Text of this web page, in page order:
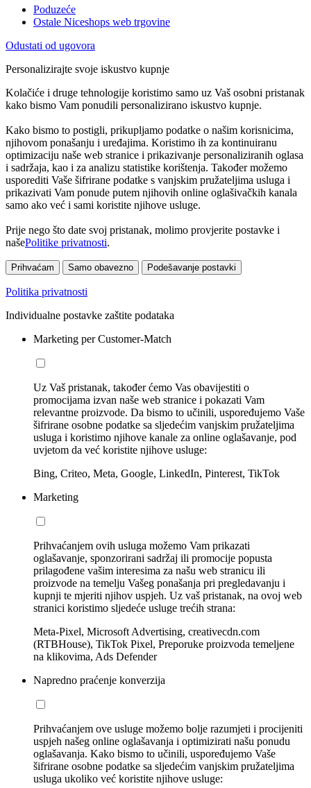
Poduzeće
Ostale Niceshops web trgovine
Odustati od ugovora
Personalizirajte svoje iskustvo kupnje
Kolačiće i druge tehnologije koristimo samo uz Vaš osobni pristanak
kako bismo Vam ponudili personalizirano iskustvo kupnje.
Kako bismo to postigli, prikupljamo podatke o našim korisnicima,
njihovom ponašanju i uređajima. Koristimo ih za kontinuiranu
optimizaciju naše web stranice i prikazivanje personaliziranih oglasa
i sadržaja, kao i za analizu statistike korištenja. Također možemo
usporediti Vaše šifrirane podatke s vanjskim pružateljima usluga i
prikazivati Vam ponude putem njihovih online oglašivačkih kanala
samo ako već i sami koristite njihove usluge.
Prije nego što date svoj pristanak, molimo provjerite postavke i
našePolitike privatnosti.
Prihvaćam Samo obavezno Podešavanje postavki
Politika privatnosti
Individualne postavke zaštite podataka
Marketing per Customer-Match
Uz Vaš pristanak, također ćemo Vas obavijestiti o
promocijama izvan naše web stranice i pokazati Vam
relevantne proizvode. Da bismo to učinili, uspoređujemo Vaše
šifrirane osobne podatke sa sljedećim vanjskim pružateljima
usluga i koristimo njihove kanale za online oglašavanje, pod
uvjetom da već koristite njihove usluge:
Bing, Criteo, Meta, Google, LinkedIn, Pinterest, TikTok
Marketing
Prihvaćanjem ovih usluga možemo Vam prikazati
oglašavanje, sponzorirani sadržaj ili promocije popusta
prilagođene vašim interesima za našu web stranicu ili
proizvode na temelju Vašeg ponašanja pri pregledavanju i
kupnji te mjeriti njihov uspjeh. Uz vaš pristanak, na ovoj web
stranici koristimo sljedeće usluge trećih strana:
Meta-Pixel, Microsoft Advertising, creativecdn.com
(RTBHouse), TikTok Pixel, Preporuke proizvoda temeljene
na klikovima, Ads Defender
Napredno praćenje konverzija
Prihvaćanjem ove usluge možemo bolje razumjeti i procijeniti
uspjeh našeg online oglašavanja i optimizirati našu ponudu
oglašavanja. Kako bismo to učinili, uspoređujemo Vaše
šifrirane osobne podatke sa sljedećim vanjskim pružateljima
usluga ukoliko već koristite njihove usluge: